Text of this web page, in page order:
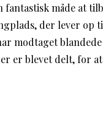
fantastisk måde at
der lever op
modtaget
er blevet delt, for